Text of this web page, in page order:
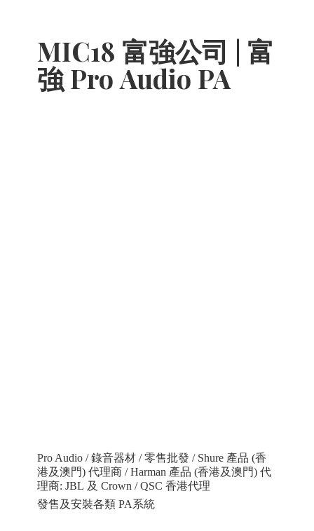
MIC18 富強公司 | 富
強 Pro Audio PA
Pro Audio / 錄音器材 / 零售批發 / Shure 產品 (香
港及澳門) 代理商 / Harman 產品 (香港及澳門) 代
理商: JBL 及 Crown / QSC 香港代理
發售及安裝各類 PA系統